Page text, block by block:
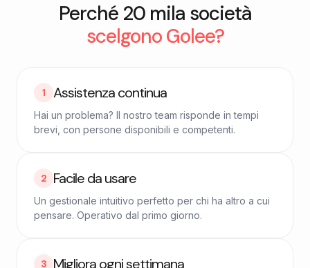
Perché 20 mila società
scelgono Golee?
1 Assistenza continua
Hai un problema? Il nostro team risponde in tempi
brevi, con persone disponibili e competenti.
2 Facile da usare
Un gestionale intuitivo perfetto per chi ha altro a cui
pensare. Operativo dal primo giorno.
3 Migliora ogni settimana